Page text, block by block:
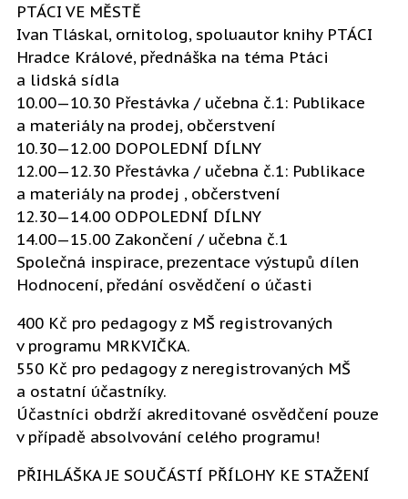
PTÁCI VE MĚSTĚ
Ivan Tláskal, ornitolog, spoluautor knihy PTÁCI
Hradce Králové, přednáška na téma Ptáci
a lidská sídla
10.00—10.30 Přestávka / učebna č.1: Publikace
a materiály na prodej, občerstvení
10.30—12.00 DOPOLEDNÍ DÍLNY
12.00—12.30 Přestávka / učebna č.1: Publikace
a materiály na prodej , občerstvení
12.30—14.00 ODPOLEDNÍ DÍLNY
14.00—15.00 Zakončení / učebna č.1
Společná inspirace, prezentace výstupů dílen
Hodnocení, předání osvědčení o účasti
400 Kč pro pedagogy z MŠ registrovaných
v programu MRKVIČKA.
550 Kč pro pedagogy z neregistrovaných MŠ
a ostatní účastníky.
Účastníci obdrží akreditované osvědčení pouze
v případě absolvování celého programu!
PŘIHLÁŠKA JE SOUČÁSTÍ PŘÍLOHY KE STAŽENÍ